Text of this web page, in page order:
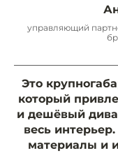
управляющий
Это
который
и дешёвый
весь
материалы и